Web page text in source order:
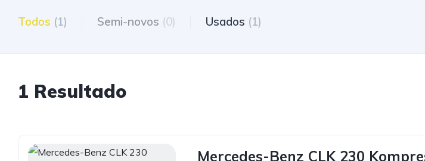
Todos (1) Semi-novos (0) Usados (1)
1 Resultado
Mercedes-Benz CLK 230